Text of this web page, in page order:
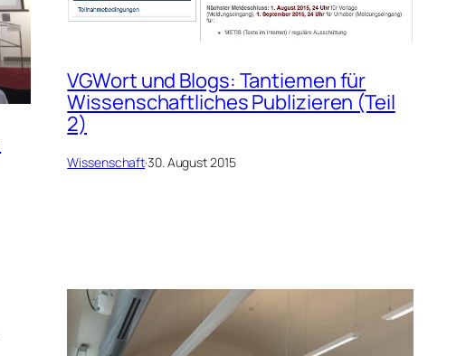
VGWort und Blogs: Tantiemen für
Wissenschaftliches Publizieren (Teil
2)
Wissenschaft·30. August 2015